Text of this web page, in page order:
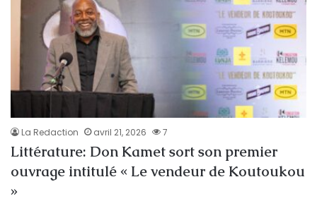
La Redaction avril 21, 2026 7
Littérature: Don Kamet sort son premier
ouvrage intitulé « Le vendeur de Koutoukou
»